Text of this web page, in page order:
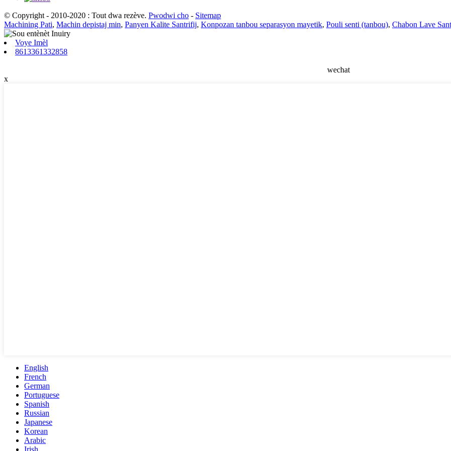
© Copyright - 2010-2020 : Tout dwa rezève. Pwodwi cho - Sitemap
Machining Pati, Machin depistaj min, Panyen Kalite Santrifij, Konpozan tanbou separasyon mayetik, Pouli senti (tanbou), Chabon Lave
Voye Imèl
8613361332858
wechat
x
English
French
German
Portuguese
Spanish
Russian
Japanese
Korean
Arabic